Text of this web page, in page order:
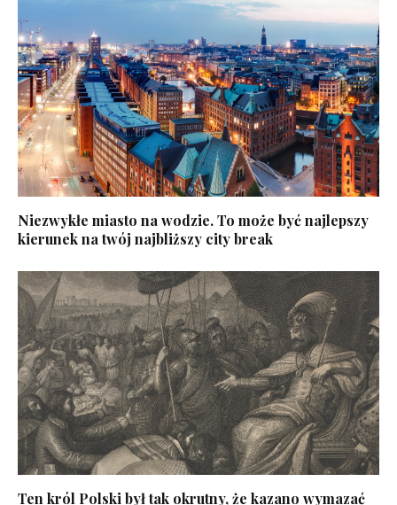
Niezwykłe miasto na wodzie. To może być najlepszy
kierunek na twój najbliższy city break
Ten król Polski był tak okrutny, że kazano wymazać